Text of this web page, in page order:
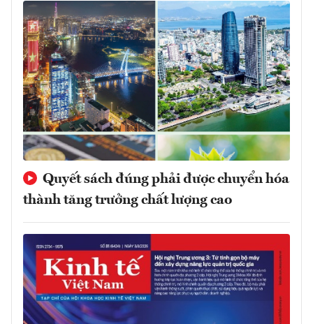
Quyết sách đúng phải được chuyển hóa
thành tăng trưởng chất lượng cao